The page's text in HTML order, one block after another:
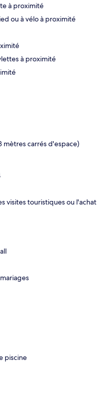
à proximité
ou à vélo à proximité
à proximité
mètres carrés d'espace)
visites touristiques ou l'achat
piscine